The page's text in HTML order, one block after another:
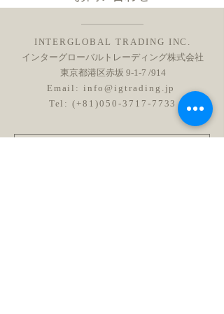
INTERGLOBAL TRADING INC.
インターグローバルトレーディング株式会社
東京都港区赤坂 9-1-7 /914
Email:info@igtrading.jp
Tel: (+81)050-3717-7733